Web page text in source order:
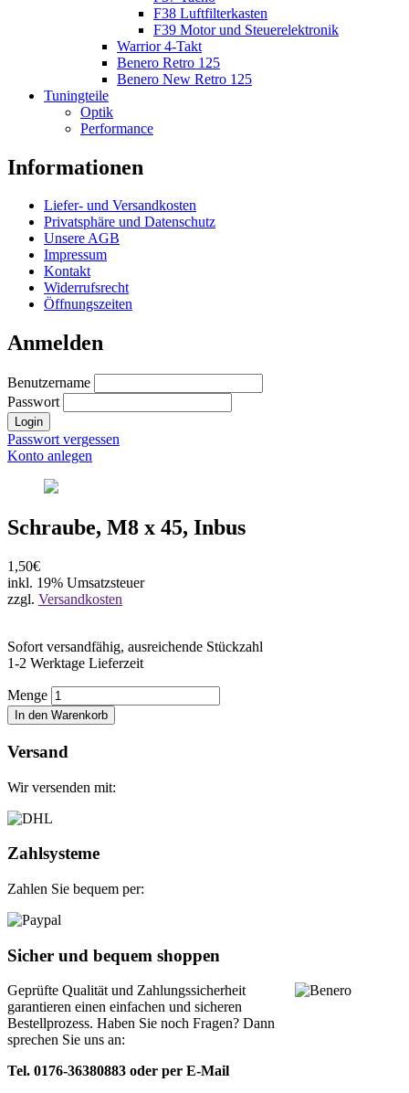
F38 Luftfilterkasten
F39 Motor und Steuerelektronik
Warrior 4-Takt
Benero Retro 125
Benero New Retro 125
Tuningteile
Optik
Performance
Informationen
Liefer- und Versandkosten
Privatsphäre und Datenschutz
Unsere AGB
Impressum
Kontakt
Widerrufsrecht
Öffnungszeiten
Anmelden
Benutzername
Passwort
Login
Passwort vergessen
Konto anlegen
Schraube, M8 x 45, Inbus
1,50€
inkl. 19% Umsatzsteuer
zzgl. Versandkosten
Sofort versandfähig, ausreichende Stückzahl
1-2 Werktage Lieferzeit
Menge
In den Warenkorb
Versand
Wir versenden mit:
Zahlsysteme
Zahlen Sie bequem per:
Sicher und bequem shoppen
Geprüfte Qualität und Zahlungssicherheit
garantieren einen einfachen und sicheren
Bestellprozess. Haben Sie noch Fragen? Dann
sprechen Sie uns an:
Tel. 0176-36380883 oder per E-Mail